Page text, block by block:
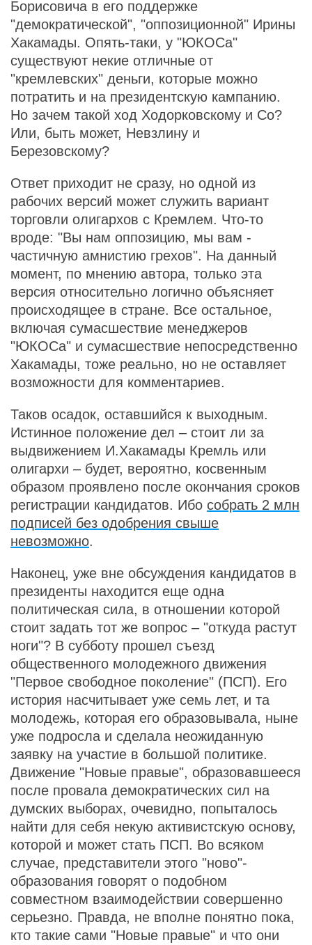
Борисовича в его поддержке
"демократической", "оппозиционной" Ирины
Хакамады. Опять-таки, у "ЮКОСа"
существуют некие отличные от
"кремлевских" деньги, которые можно
потратить и на президентскую кампанию.
Но зачем такой ход Ходорковскому и Co?
Или, быть может, Невзлину и
Березовскому?
Ответ приходит не сразу, но одной из
рабочих версий может служить вариант
торговли олигархов с Кремлем. Что-то
вроде: "Вы нам оппозицию, мы вам -
частичную амнистию грехов". На данный
момент, по мнению автора, только эта
версия относительно логично объясняет
происходящее в стране. Все остальное,
включая сумасшествие менеджеров
"ЮКОСа" и сумасшествие непосредственно
Хакамады, тоже реально, но не оставляет
возможности для комментариев.
Таков осадок, оставшийся к выходным.
Истинное положение дел – стоит ли за
выдвижением И.Хакамады Кремль или
олигархи – будет, вероятно, косвенным
образом проявлено после окончания сроков
регистрации кандидатов. Ибо собрать 2 млн
подписей без одобрения свыше
невозможно.
Наконец, уже вне обсуждения кандидатов в
президенты находится еще одна
политическая сила, в отношении которой
стоит задать тот же вопрос – "откуда растут
ноги"? В субботу прошел съезд
общественного молодежного движения
"Первое свободное поколение" (ПСП). Его
история насчитывает уже семь лет, и та
молодежь, которая его образовывала, ныне
уже подросла и сделала неожиданную
заявку на участие в большой политике.
Движение "Новые правые", образовавшееся
после провала демократических сил на
думских выборах, очевидно, попыталось
найти для себя некую активистскую основу,
которой и может стать ПСП. Во всяком
случае, представители этого "ново"-
образования говорят о подобном
совместном взаимодействии совершенно
серьезно. Правда, не вполне понятно пока,
кто такие сами "Новые правые" и что они